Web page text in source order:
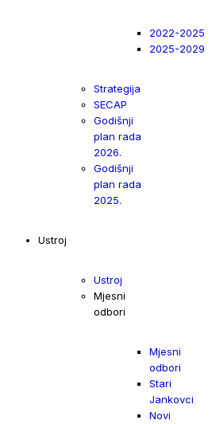
2022-2025
2025-2029
Strategija
SECAP
Godišnji
plan rada
2026.
Godišnji
plan rada
2025.
Ustroj
Ustroj
Mjesni
odbori
Mjesni
odbori
Stari
Jankovci
Novi